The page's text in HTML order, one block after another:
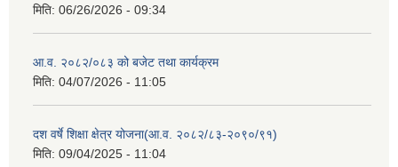
मिति: 06/26/2026 - 09:34
आ.व. २०८२/०८३ को बजेट तथा कार्यक्रम
मिति: 04/07/2026 - 11:05
दश वर्षे शिक्षा क्षेत्र योजना(आ.व. २०८२/८३-२०९०/९१)
मिति: 09/04/2025 - 11:04